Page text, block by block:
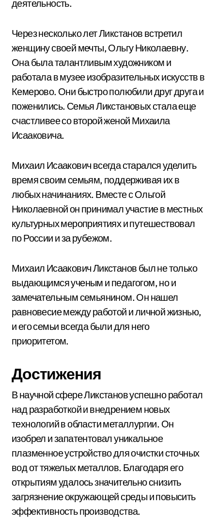
деятельность.
Через несколько лет Ликстанов встретил
женщину своей мечты, Ольгу Николаевну.
Она была талантливым художником и
работала в музее изобразительных искусств в
Кемерово. Они быстро полюбили друг друга и
поженились. Семья Ликстановых стала еще
счастливее со второй женой Михаила
Исааковича.
Михаил Исаакович всегда старался уделить
время своим семьям, поддерживая их в
любых начинаниях. Вместе с Ольгой
Николаевной он принимал участие в местных
культурных мероприятиях и путешествовал
по России и за рубежом.
Михаил Исаакович Ликстанов был не только
выдающимся ученым и педагогом, но и
замечательным семьянином. Он нашел
равновесие между работой и личной жизнью,
и его семьи всегда были для него
приоритетом.
Достижения
В научной сфере Ликстанов успешно работал
над разработкой и внедрением новых
технологий в области металлургии. Он
изобрел и запатентовал уникальное
плазменное устройство для очистки сточных
вод от тяжелых металлов. Благодаря его
открытиям удалось значительно снизить
загрязнение окружающей среды и повысить
эффективность производства.